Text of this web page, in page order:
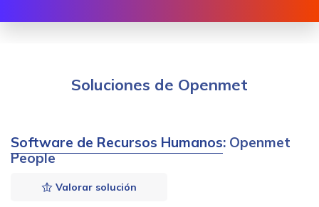
Soluciones de Openmet
Software de Recursos Humanos: Openmet
People
Valorar solución